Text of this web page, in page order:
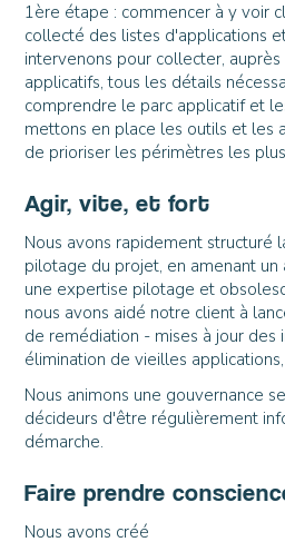
1ère étape : commencer à y voir
collecté des listes d'applications
intervenons pour collecter,
applicatifs, tous les détails
comprendre le parc applicatif et
mettons en place les outils et les
de prioriser les périmètres les
Agir, vite, et fort
Nous avons rapidement structuré
pilotage du projet, en amenant un
une expertise pilotage et
nous avons aidé notre client à
de remédiation - mises à jour des
élimination de vieilles applications,
Nous animons une gouvernance
décideurs d'être régulièrement
démarche.
Faire prendre
Nous avons créé